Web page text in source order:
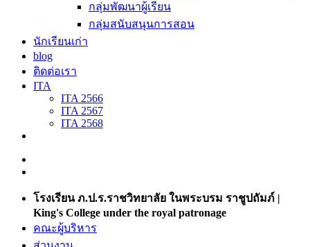
กลุ่มพัฒนาผู้เรียน
กลุ่มสนับสนุนการสอน
นักเรียนเก่า
blog
ติดต่อเรา
ITA
ITA 2566
ITA 2567
ITA 2568
โรงเรียน ภ.ป.ร.ราชวิทยาลัย ในพระบรม ราชูปถัมภ์ |
King's College under the royal patronage
คณะผู้บริหาร